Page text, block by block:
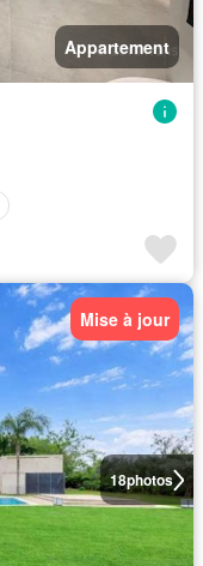
Appartement
18photos
Mise à jour